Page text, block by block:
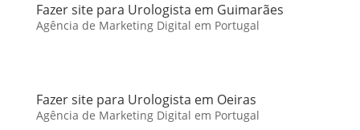
Fazer site para Urologista em Guimarães
Agência de Marketing Digital em Portugal
Fazer site para Urologista em Oeiras
Agência de Marketing Digital em Portugal